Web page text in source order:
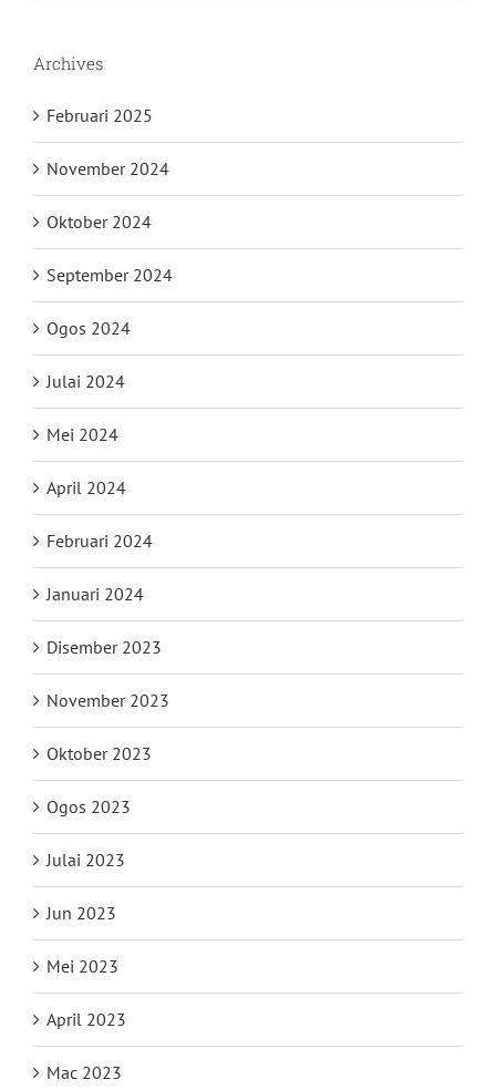
Archives
Februari 2025
November 2024
Oktober 2024
September 2024
Ogos 2024
Julai 2024
Mei 2024
April 2024
Februari 2024
Januari 2024
Disember 2023
November 2023
Oktober 2023
Ogos 2023
Julai 2023
Jun 2023
Mei 2023
April 2023
Mac 2023